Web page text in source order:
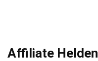
Affiliate Helden